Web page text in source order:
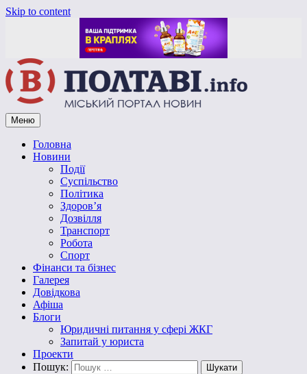
Skip to content
Vpoltave.info
Полтавський портал новин
Меню
Головна
Новини
Події
Суспільство
Політика
Здоров’я
Дозвілля
Транспорт
Робота
Спорт
Фінанси та бізнес
Галерея
Довідкова
Афіша
Блоги
Юридичні питання у сфері ЖКГ
Запитай у юриста
Проекти
Пошук: